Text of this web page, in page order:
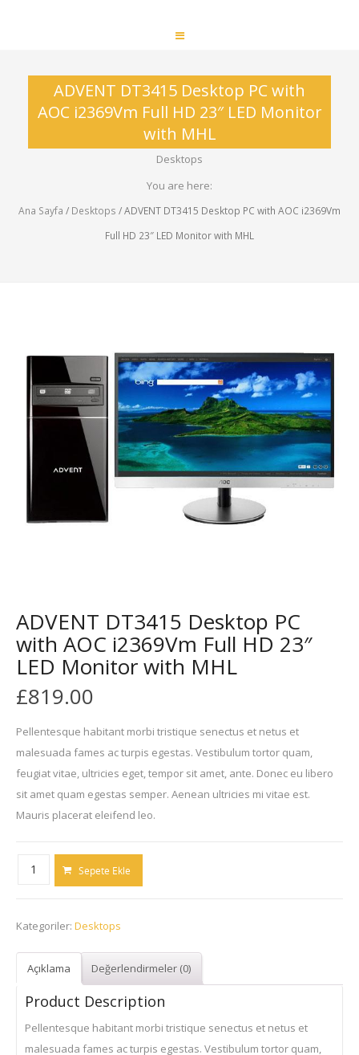
ADVENT DT3415 Desktop PC with
AOC i2369Vm Full HD 23″ LED Monitor
with MHL
Desktops
You are here:
Ana Sayfa / Desktops / ADVENT DT3415 Desktop PC with AOC i2369Vm
Full HD 23″ LED Monitor with MHL
ADVENT DT3415 Desktop PC
with AOC i2369Vm Full HD 23″
LED Monitor with MHL
£819.00
Pellentesque habitant morbi tristique senectus et netus et
malesuada fames ac turpis egestas. Vestibulum tortor quam,
feugiat vitae, ultricies eget, tempor sit amet, ante. Donec eu libero
sit amet quam egestas semper. Aenean ultricies mi vitae est.
Mauris placerat eleifend leo.
ADVENT
PC
AOC
Full
HD
23"
Sepete Ekle
Kategoriler: Desktops
Açıklama Değerlendirmeler (0)
Product Description
Pellentesque habitant morbi tristique senectus et netus et
malesuada fames ac turpis egestas. Vestibulum tortor quam,